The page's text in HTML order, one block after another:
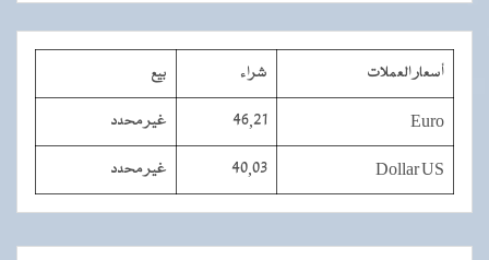
أسعار العملات شراء بيع
Euro
46,21 غير محدد
Dollar US
40,03 غير محدد